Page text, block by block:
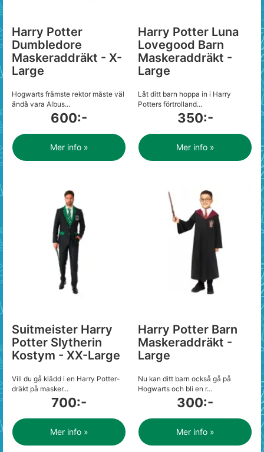
Harry Potter
Dumbledore
Maskeraddräkt - X-
Large
Hogwarts främste rektor måste väl
ändå vara Albus...
600:-
Mer info »
Harry Potter Luna
Lovegood Barn
Maskeraddräkt -
Large
Låt ditt barn hoppa in i Harry
Potters förtrolland...
350:-
Mer info »
Suitmeister Harry
Potter Slytherin
Kostym - XX-Large
Vill du gå klädd i en Harry Potter-
dräkt på masker...
700:-
Mer info »
Harry Potter Barn
Maskeraddräkt -
Large
Nu kan ditt barn också gå på
Hogwarts och bli en r...
300:-
Mer info »